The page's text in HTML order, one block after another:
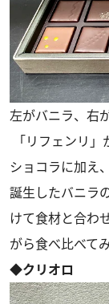
左がバニラ、右
「リフェンリ
ショコラに加え
誕生したバニラ
けて食材と合わ
がら食べ比べて
◆クリオロ